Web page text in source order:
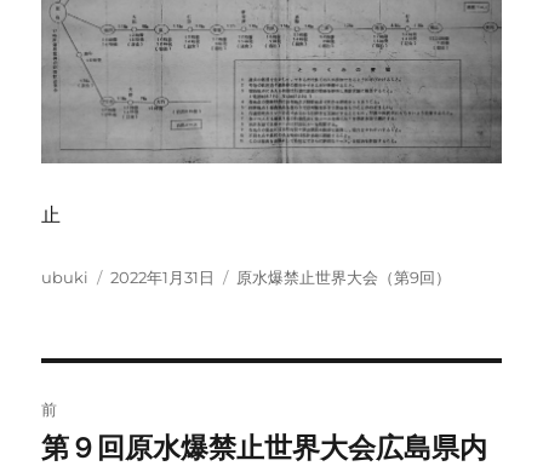
止
投
ubuki
投
2022年1月31日
カ
原水爆禁止世界大会（第9回）
稿
前
前
第９回原水爆禁止世界大会広島県内